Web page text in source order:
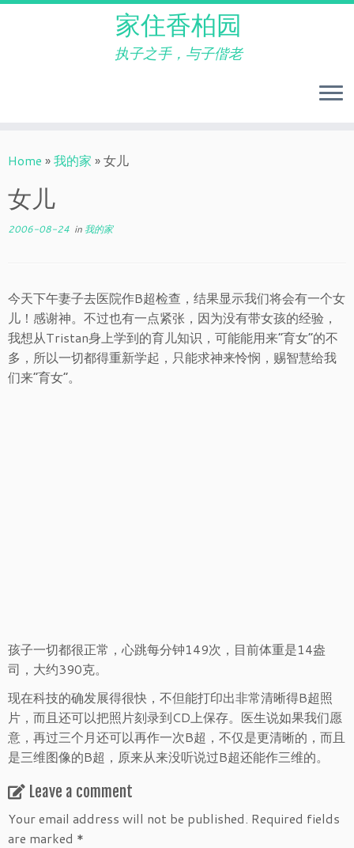
to
家住香柏园
执子之手，与子偕老
Home »我的家 »女儿
女儿
2006-08-24 in 我的家
今天下午妻子去医院作B超检查，结果显示我们将会有一个女
儿！感谢神。不过也有一点紧张，因为没有带女孩的经验，
我想从Tristan身上学到的育儿知识，可能能用来“育女”的不
多，所以一切都得重新学起，只能求神来怜悯，赐智慧给我
们来“育女”。
孩子一切都很正常，心跳每分钟149次，目前体重是14盎
司，大约390克。
现在科技的确发展得很快，不但能打印出非常清晰得B超照
片，而且还可以把照片刻录到CD上保存。医生说如果我们愿
意，再过三个月还可以再作一次B超，不仅是更清晰的，而且
是三维图像的B超，原来从来没听说过B超还能作三维的。
Leave a comment
Your email address will not be published. Required fields
are marked *